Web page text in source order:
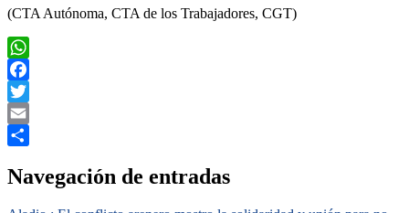
(CTA Autónoma, CTA de los Trabajadores, CGT)
WhatsApp
Facebook
Twitter
Email
Navegación de entradas